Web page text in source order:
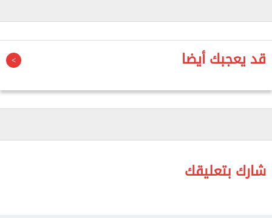
قد يعجبك أيضا
شارك بتعليقك